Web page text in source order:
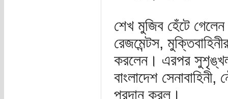
শেখ মুজিব হেঁটে
রেজমেন্টস,
করলেন। এরপর সুশৃঙ্খল
বাংলাদেশ
প্রদান করল।